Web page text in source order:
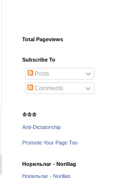
Total Pageviews
Subscribe To
Posts
Comments
♔♔♔
Anti-Dictatorship
Promote Your Page Too
Норильлаг - Norillag
Норильлаг - Norillag